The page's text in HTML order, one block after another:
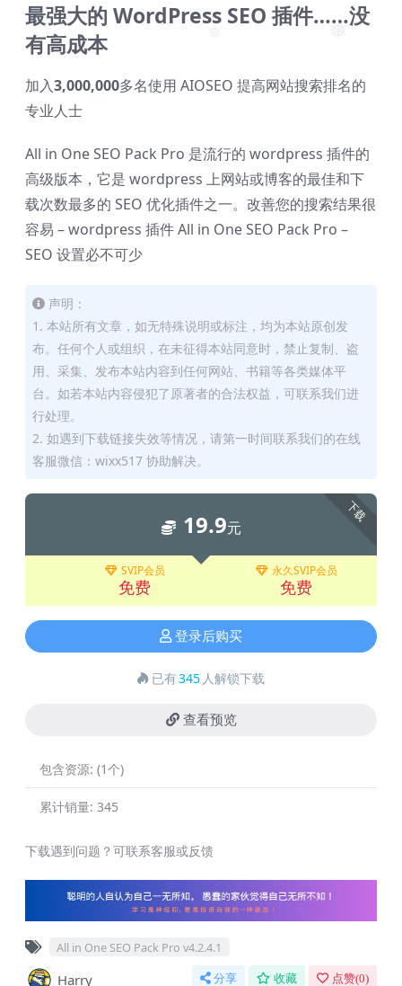
最强大的 WordPress SEO 插件……没
有高成本
加入3,000,000多名使用 AIOSEO 提高网站搜索排名的
专业人士
All in One SEO Pack Pro 是流行的 wordpress 插件的
高级版本，它是 wordpress 上网站或博客的最佳和下
载次数最多的 SEO 优化插件之一。改善您的搜索结果很
容易 – wordpress 插件 All in One SEO Pack Pro –
SEO 设置必不可少
声明：
1. 本站所有文章，如无特殊说明或标注，均为本站原创发
布。任何个人或组织，在未征得本站同意时，禁止复制、盗
用、采集、发布本站内容到任何网站、书籍等各类媒体平
台。如若本站内容侵犯了原著者的合法权益，可联系我们进
行处理。
2. 如遇到下载链接失效等情况，请第一时间联系我们的在线
客服微信：wixx517 协助解决。
下载
19.9元
SVIP会员
免费
永久SVIP会员
免费
登录后购买
已有345 人解锁下载
查看预览
包含资源: (1个)
累计销量: 345
下载遇到问题？可联系客服或反馈
All in One SEO Pack Pro v4.2.4.1
Harry 分享 收藏 点赞(0)